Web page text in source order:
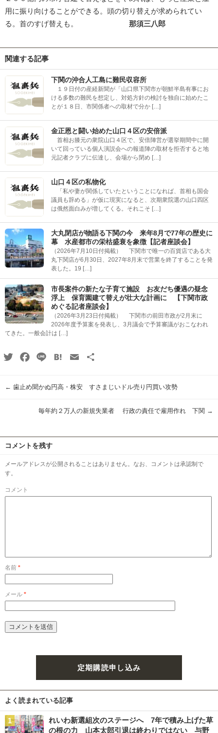
用に振り向けることができる。頭の切り替えが求められてい
る。首のすげ替えも。 那須三八郎
関連する記事
下関の沖合人工島に難民収容所
１９日付の産経新聞が「山口県下関市が朝鮮半島有事にお
ける多数の難民を想定し、対処方針の検討を独自に始めたこ
とが１８日、市関係者への取材で分か […]
金正恩と闘い始めた山口４区の安倍派
首相お膝元の衆院山口４区で、安倍陣営が選挙期間中に開
いて回っている個人演説会への報道陣の取材を拒否すると地
元記者クラブに伝達し、会場から閉め […]
山口４区の私物化
「私や妻が関係していたということになれば、首相も国会
議員も辞める」が仮に現実になると、次期衆院選の山口四区
は俄然面白みが増してくる。それこそ […]
大丸閉店が物語る下関の今 来年8月で77年の歴史に
幕 水産都市の栄枯盛衰を象徴【記者座談会】
（2026年7月10日付掲載） 下関市で唯一の百貨店である大
丸下関店が6月30日、2027年8月末で営業を終了することを発
表した。19 […]
市長案件の新たな子育て施設 お友だち優遇の疑念
浮上 保育園建て替えが壮大な計画に 【下関市政
めぐる記者座談会】
（2026年3月23日付掲載） 下関市の前田市政が2月末に
2026年度予算案を発表し、3月議会で予算審議がおこなわれ
てきた。一般会計は […]
TwitterFacebook
Line HatenaEmail
← 歯止め聞かぬ円高・株安 すさまじいドル売り円買い攻勢
毎年約２万人の新規失業者 行政の責任で雇用作れ 下関 →
コメントを残す
メールアドレスが公開されることはありません。なお、コメントは承認制で
す。
コメント
名前 *
メール *
定期購読申し込み
よく読まれている記事
れいわ新選組次のステージへ 7年で積み上げた草
の根の力 山本太郎引退は終わりではない 与野